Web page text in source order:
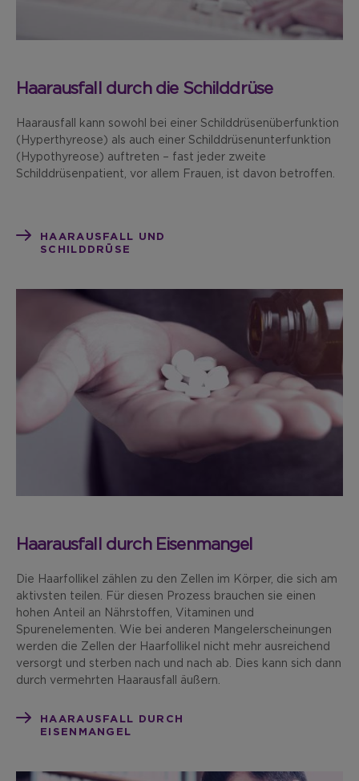
Haarausfall durch die Schilddrüse
Haarausfall kann sowohl bei einer Schilddrüsenüberfunktion
(Hyperthyreose) als auch einer Schilddrüsenunterfunktion
(Hypothyreose) auftreten – fast jeder zweite
Schilddrüsenpatient, vor allem Frauen, ist davon betroffen.
HAARAUSFALL UND
SCHILDDRÜSE
Haarausfall durch Eisenmangel
Die Haarfollikel zählen zu den Zellen im Körper, die sich am
aktivsten teilen. Für diesen Prozess brauchen sie einen
hohen Anteil an Nährstoffen, Vitaminen und
Spurenelementen. Wie bei anderen Mangelerscheinungen
werden die Zellen der Haarfollikel nicht mehr ausreichend
versorgt und sterben nach und nach ab. Dies kann sich dann
durch vermehrten Haarausfall äußern.
HAARAUSFALL DURCH
EISENMANGEL